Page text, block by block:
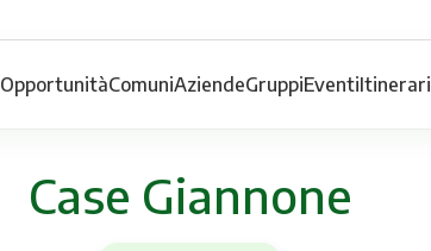
OpportunitàComuniAziendeGruppiEventiItinerari
Case Giannone